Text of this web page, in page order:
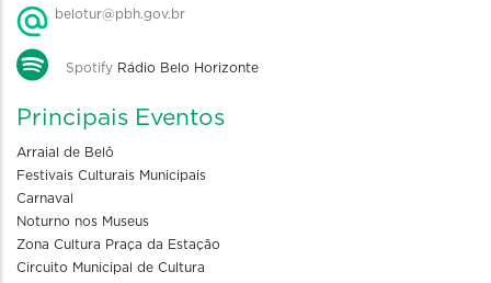
belotur@pbh.gov.br
Spotify Rádio Belo Horizonte
Principais Eventos
Arraial de Belô
Festivais Culturais Municipais
Carnaval
Noturno nos Museus
Zona Cultura Praça da Estação
Circuito Municipal de Cultura